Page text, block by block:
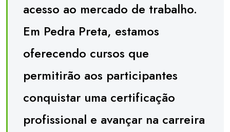
acesso ao mercado de trabalho.
Em Pedra Preta, estamos
oferecendo cursos que
permitirão aos participantes
conquistar uma certificação
profissional e avançar na carreira